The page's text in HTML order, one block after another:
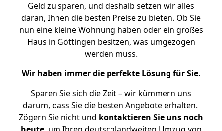
Geld zu sparen, und deshalb setzen wir alles
daran, Ihnen die besten Preise zu bieten. Ob Sie
nun eine kleine Wohnung haben oder ein großes
Haus in Göttingen besitzen, was umgezogen
werden muss.
Wir haben immer die perfekte Lösung für Sie.
Sparen Sie sich die Zeit – wir kümmern uns
darum, dass Sie die besten Angebote erhalten.
Zögern Sie nicht und kontaktieren Sie uns noch